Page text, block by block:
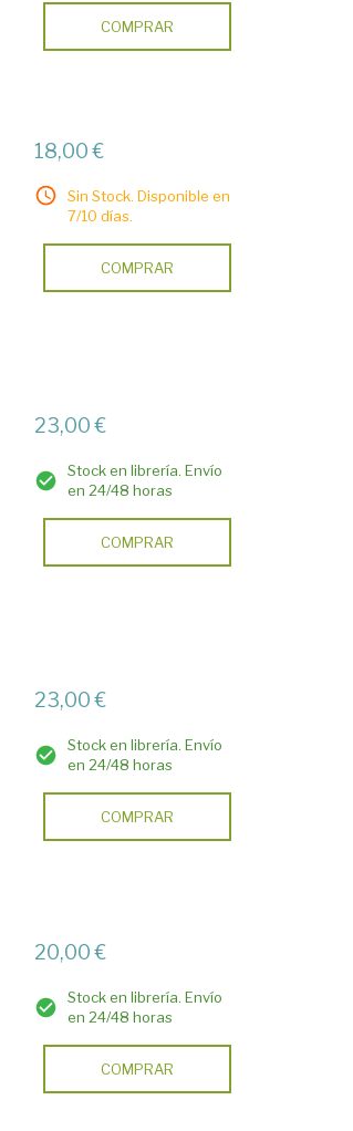
COMPRAR
18,00 €
Sin Stock. Disponible en
7/10 días.
COMPRAR
23,00 €
Stock en librería. Envío
en 24/48 horas
COMPRAR
23,00 €
Stock en librería. Envío
en 24/48 horas
COMPRAR
20,00 €
Stock en librería. Envío
en 24/48 horas
COMPRAR